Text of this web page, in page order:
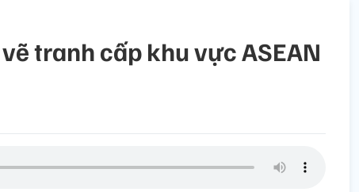
tranh cấp khu vực ASEAN